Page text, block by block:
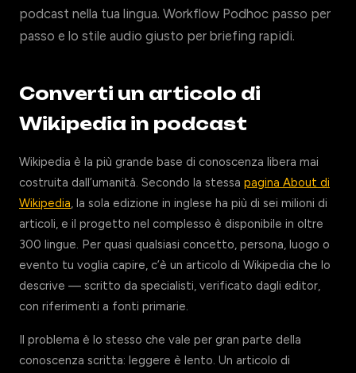
podcast nella tua lingua. Workflow Podhoc passo per
passo e lo stile audio giusto per briefing rapidi.
Converti un articolo di
Wikipedia in podcast
Wikipedia è la più grande base di conoscenza libera mai
costruita dall’umanità. Secondo la stessa pagina About di
Wikipedia, la sola edizione in inglese ha più di sei milioni di
articoli, e il progetto nel complesso è disponibile in oltre
300 lingue. Per quasi qualsiasi concetto, persona, luogo o
evento tu voglia capire, c’è un articolo di Wikipedia che lo
descrive — scritto da specialisti, verificato dagli editor,
con riferimenti a fonti primarie.
Il problema è lo stesso che vale per gran parte della
conoscenza scritta: leggere è lento. Un articolo di